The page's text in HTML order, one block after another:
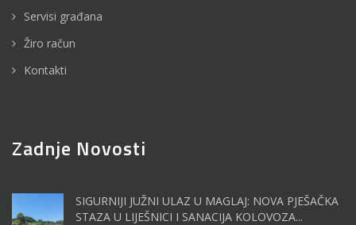
Servisi građana
Žiro račun
Kontakti
Zadnje Novosti
SIGURNIJI JUŽNI ULAZ U MAGLAJ: NOVA PJEŠAČKA
STAZA U LIJEŠNICI I SANACIJA KOLOVOZA...